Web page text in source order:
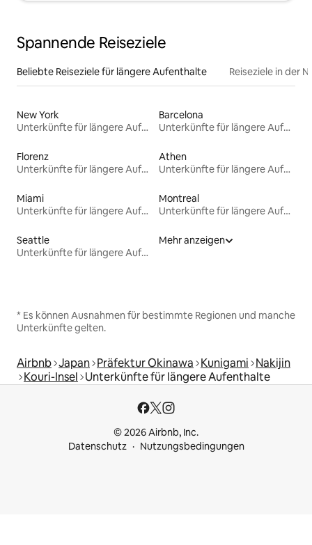
Spannende Reiseziele
Beliebte Reiseziele für längere Aufenthalte Reiseziele in der
New York
Unterkünfte für längere Aufenthalte
Barcelona
Unterkünfte für längere Aufenthalte
Florenz
Unterkünfte für längere Aufenthalte
Athen
Unterkünfte für längere Aufenthalte
Miami
Unterkünfte für längere Aufenthalte
Montreal
Unterkünfte für längere Aufenthalte
Seattle
Unterkünfte für längere Aufenthalte
Mehr anzeigen
* Es können Ausnahmen für bestimmte Regionen und manche
Unterkünfte gelten.
Airbnb Japan Präfektur Okinawa Kunigami Nakijin
Kouri-Insel Unterkünfte für längere Aufenthalte
© 2026 Airbnb, Inc.
Datenschutz
Nutzungsbedingungen